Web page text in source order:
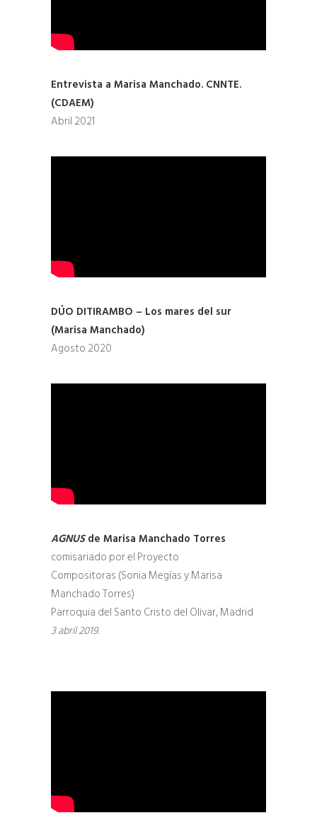
Entrevista a Marisa Manchado. CNNTE.
(CDAEM)
Abril 2021
DÚO DITIRAMBO – Los mares del sur
(Marisa Manchado)
Agosto 2020
AGNUSde Marisa Manchado Torres
comisariado por el Proyecto
Compositoras (Sonia Megías y Marisa
Manchado Torres)
Parroquia del Santo Cristo del Olivar, Madrid
3 abril 2019.